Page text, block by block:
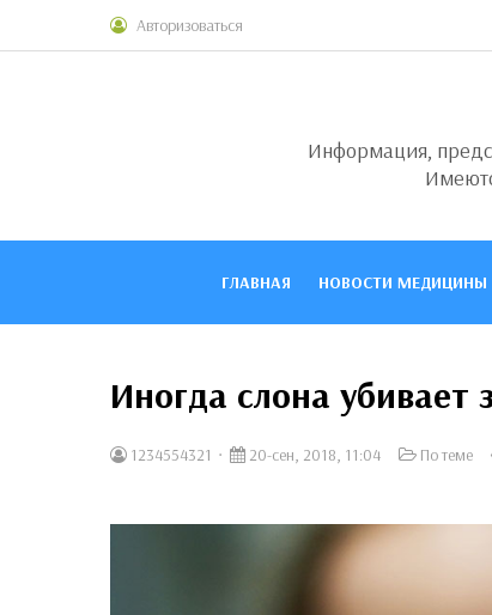
Авторизоваться
Информация,
ГЛАВНАЯ НОВОСТИ МЕДИЦИНЫ
Иногда слона убивает
1234554321 20-сен, 2018, 11:04 По теме